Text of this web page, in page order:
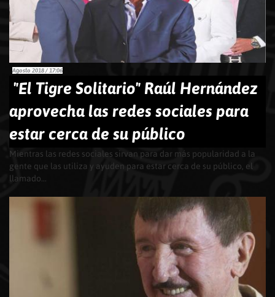
Agosto 2018 / 17:06
"El Tigre Solitario" Raúl Hernández
aprovecha las redes sociales para
estar cerca de su público
Mientras las redes sociales sirvan para dar más popularidad a la
gente que las utiliza y ayuden para estar cerca de su público, el
llamado...